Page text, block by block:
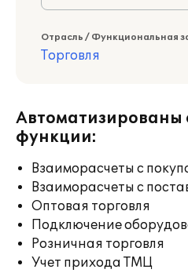
Отрасль / Функциональная
Торговля
функции:
Взаиморасчеты с
Взаиморасчеты с
Оптовая торговля
Подключение
Розничная торговля
Учет прихода ТМЦ